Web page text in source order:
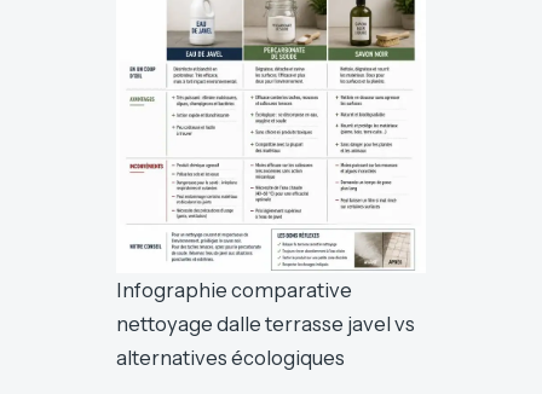
Infographie comparative
nettoyage dalle terrasse javel vs
alternatives écologiques